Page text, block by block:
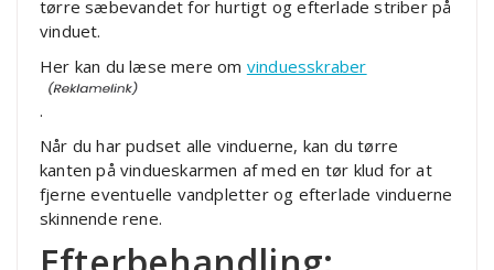
tørre sæbevandet for hurtigt og efterlade striber på
vinduet.
Her kan du læse mere om vinduesskraber
.
Når du har pudset alle vinduerne, kan du tørre
kanten på vindueskarmen af med en tør klud for at
fjerne eventuelle vandpletter og efterlade vinduerne
skinnende rene.